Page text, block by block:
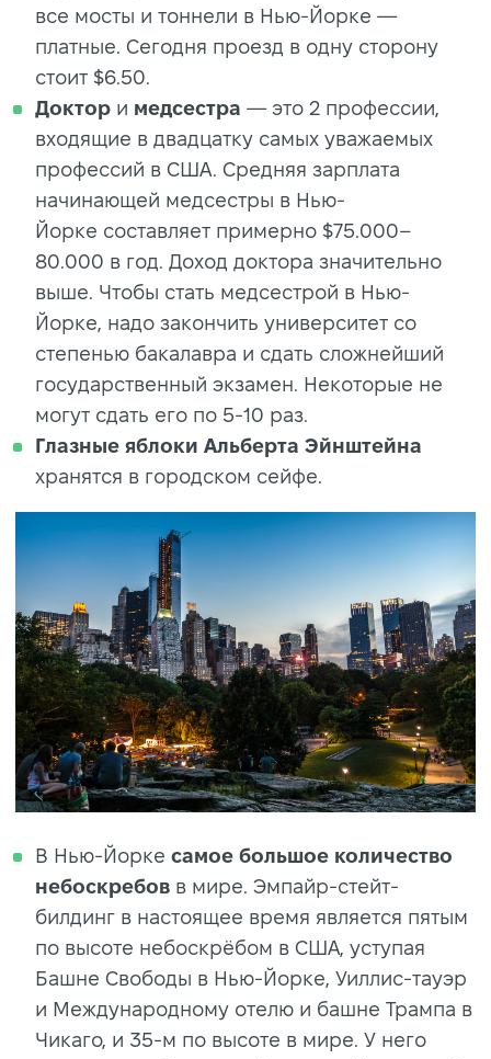
все мосты и тоннели в Нью-Йорке —
платные. Сегодня проезд в одну сторону
стоит $6.50.
Доктор и медсестра — это 2 профессии,
входящие в двадцатку самых уважаемых
профессий в США. Средняя зарплата
начинающей медсестры в Нью-
Йорке составляет примерно $75.000–
80.000 в год. Доход доктора значительно
выше. Чтобы стать медсестрой в Нью-
Йорке, надо закончить университет со
степенью бакалавра и сдать сложнейший
государственный экзамен. Некоторые не
могут сдать его по 5-10 раз.
Глазные яблоки Альберта Эйнштейна
хранятся в городском сейфе.
В Нью-Йорке самое большое количество
небоскребов в мире. Эмпайр-стейт-
билдинг в настоящее время является пятым
по высоте небоскрёбом в США, уступая
Башне Свободы в Нью-Йорке, Уиллис-тауэр
и Международному отелю и башне Трампа в
Чикаго, и 35-м по высоте в мире. У него